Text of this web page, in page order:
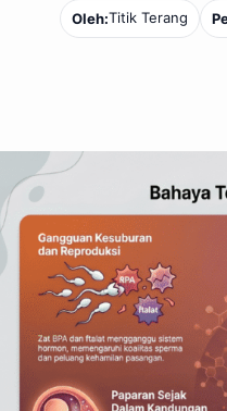
Oleh:Titik Terang